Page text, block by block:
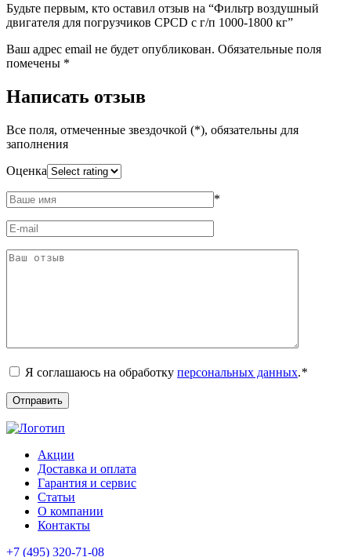
Будьте первым, кто оставил отзыв на “Фильтр воздушный
двигателя для погрузчиков CPCD с г/п 1000-1800 кг”
Ваш адрес email не будет опубликован. Обязательные поля
помечены *
Написать отзыв
Все поля, отмеченные звездочкой (*), обязательны для
заполнения
Оценка
*
Я соглашаюсь на обработку персональных данных.*
Акции
Доставка и оплата
Гарантия и сервис
Статьи
О компании
Контакты
+7 (495) 320-71-08